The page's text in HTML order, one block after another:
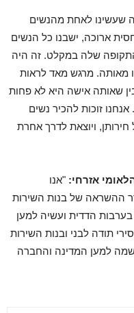
שעשינו לאחת מהנשים
ארוכה, ישבנו כל הנשים
התקופה שלה במקלט. זה היה
מאותה. מרגש מאד לראות
שאותה אישה היא לא פחות
זוכות להכיר נשים
ויוצאת לדרך אחרת
אזרחי: "אנו
ההשראה של בנות השירות
הדדית ועשיה למען
תודה לבני ובנות השירות
למען המדינה והחברה